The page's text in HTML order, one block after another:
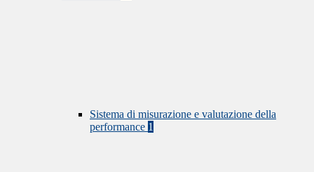
Sistema di misurazione e valutazione della
performance 1